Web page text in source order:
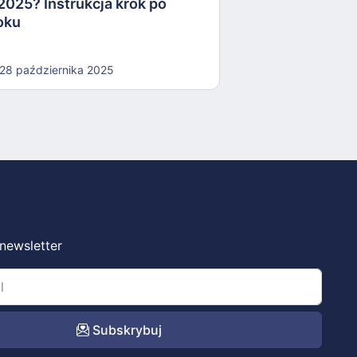
Instrukcja krok po
28 października 2025
Subskrybuj